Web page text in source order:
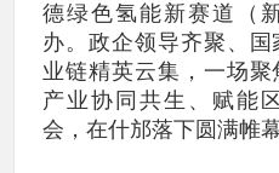
德绿色氢能新赛道（
办。政企领导齐聚、
业链精英云集，一场
产业协同共生、赋能
会，在什邡落下圆满帷幕